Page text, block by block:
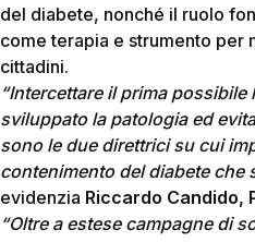
del diabete, nonché il ruolo
come terapia e strumento per
cittadini.
“Intercettare il prima
sviluppato la patologia ed
sono le due direttrici su cui
contenimento del diabete che
evidenzia Riccardo Candido,
“Oltre a estese campagne di